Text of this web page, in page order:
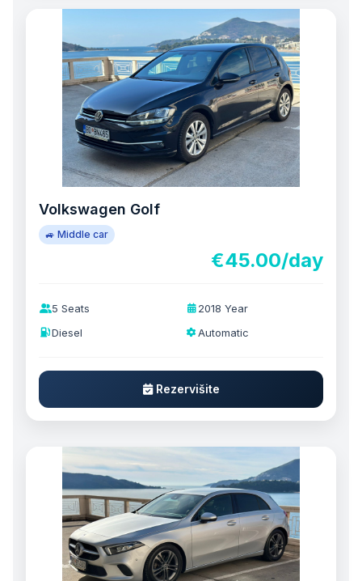
Volkswagen Golf
🚙 Middle car
€45.00/day
5 Seats
2018 Year
Diesel
Automatic
Rezervišite